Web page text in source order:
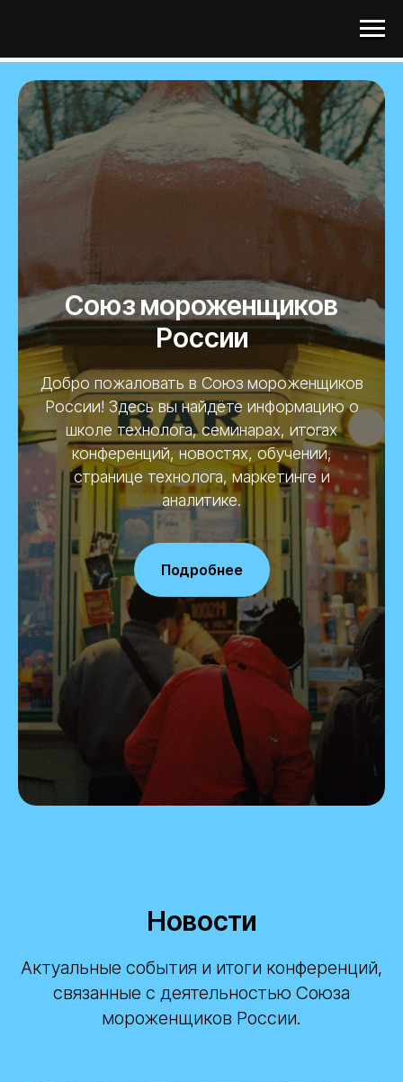
Союз мороженщиков
России
Добро пожаловать в Союз мороженщиков
России! Здесь вы найдёте информацию о
школе технолога, семинарах, итогах
конференций, новостях, обучении,
странице технолога, маркетинге и
аналитике.
Подробнее
Новости
Актуальные события и итоги конференций,
связанные с деятельностью Союза
мороженщиков России.